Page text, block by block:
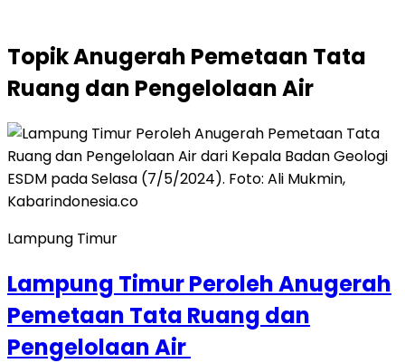
TopikAnugerah Pemetaan Tata
Ruang dan Pengelolaan Air
Lampung Timur
Lampung Timur Peroleh Anugerah
Pemetaan Tata Ruang dan
Pengelolaan Air